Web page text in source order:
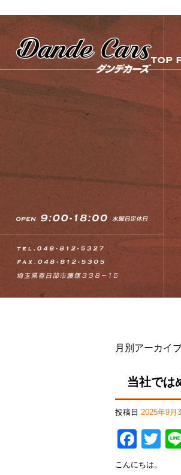
月別アーカイ
当社では
投稿日 2025年9月
こんにちは。